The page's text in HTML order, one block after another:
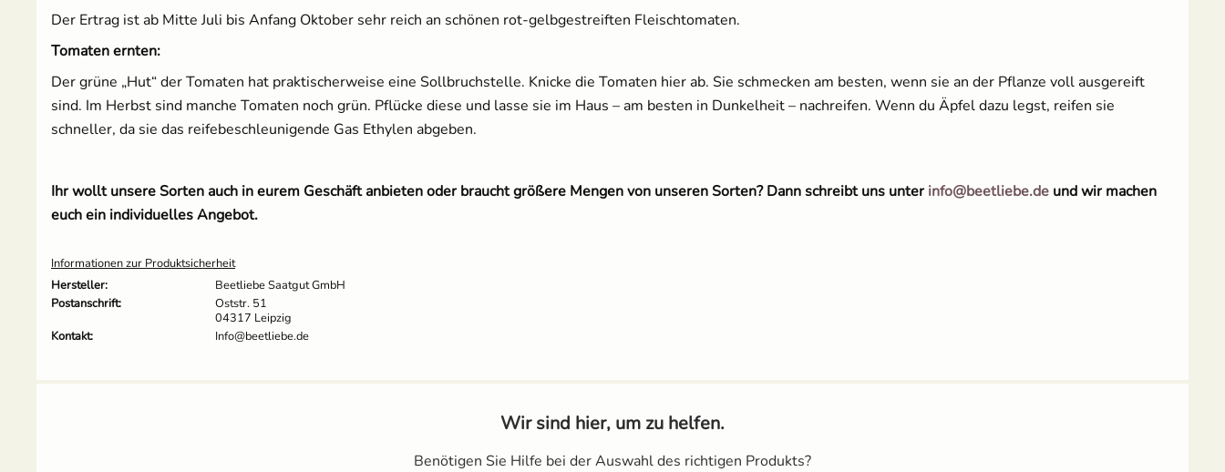
Der Ertrag ist ab Mitte Juli bis Anfang Oktober sehr reich an schönen rot-gelbgestreiften Fleischtomaten.
Tomaten ernten:
Der grüne „Hut“ der Tomaten hat praktischerweise eine Sollbruchstelle. Knicke die Tomaten hier ab. Sie schmecken am besten, wenn sie an der Pflanze voll ausgereift
sind. Im Herbst sind manche Tomaten noch grün. Pflücke diese und lasse sie im Haus – am besten in Dunkelheit – nachreifen. Wenn du Äpfel dazu legst, reifen sie
schneller, da sie das reifebeschleunigende Gas Ethylen abgeben.
Ihr wollt unsere Sorten auch in eurem Geschäft anbieten oder braucht größere Mengen von unseren Sorten? Dann schreibt uns unterinfo@beetliebe.de und wir machen
euch ein individuelles Angebot.
Informationen zur Produktsicherheit
Hersteller:
Beetliebe Saatgut GmbH
Postanschrift:
Oststr. 51
04317 Leipzig
Kontakt:
Info@beetliebe.de
Wir sind hier, um zu helfen.
Benötigen Sie Hilfe bei der Auswahl des richtigen Produkts?